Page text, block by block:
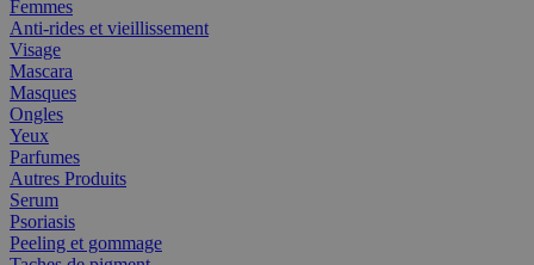
Femmes
Anti-rides et vieillissement
Visage
Mascara
Masques
Ongles
Yeux
Parfumes
Autres Produits
Serum
Psoriasis
Peeling et gommage